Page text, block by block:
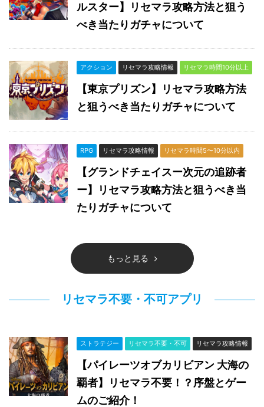
ルスター】リセマラ攻略方法と狙う
べき当たりガチャについて
アクション リセマラ攻略情報 リセマラ時間10分以上
【東京プリズン】リセマラ攻略方法
と狙うべき当たりガチャについて
RPG リセマラ攻略情報 リセマラ時間5〜10分以内
【グランドチェイスー次元の追跡者
ー】リセマラ攻略方法と狙うべき当
たりガチャについて
もっと見る
リセマラ不要・不可アプリ
ストラテジー リセマラ不要・不可 リセマラ攻略情報
【パイレーツオブカリビアン 大海の
覇者】リセマラ不要！？序盤とゲー
ムのご紹介！